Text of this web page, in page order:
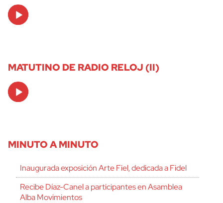
Audio
Player
MATUTINO DE RADIO RELOJ (II)
Audio
Player
MINUTO A MINUTO
Inaugurada exposición Arte Fiel, dedicada a Fidel
Recibe Díaz-Canel a participantes en Asamblea
Alba Movimientos